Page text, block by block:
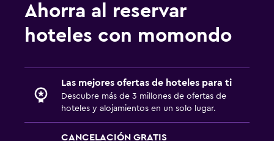
Ahorra al reservar
hoteles con momondo
Las mejores ofertas de hoteles para ti
Descubre más de 3 millones de ofertas de
hoteles y alojamientos en un solo lugar.
CANCELACIÓN GRATIS